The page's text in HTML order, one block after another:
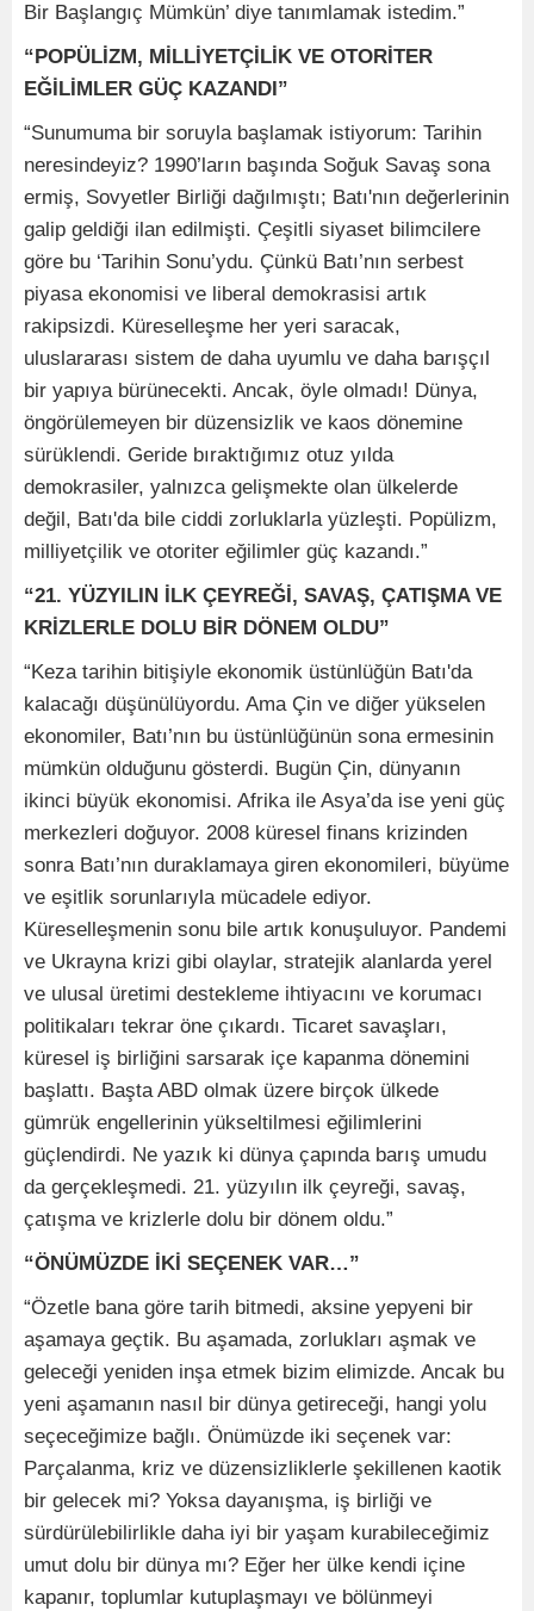
Bir Başlangıç Mümkün’ diye tanımlamak istedim.”
“POPÜLİZM, MİLLİYETÇİLİK VE OTORİTER
EĞİLİMLER GÜÇ KAZANDI”
“Sunumuma bir soruyla başlamak istiyorum: Tarihin
neresindeyiz? 1990’ların başında Soğuk Savaş sona
ermiş, Sovyetler Birliği dağılmıştı; Batı'nın değerlerinin
galip geldiği ilan edilmişti. Çeşitli siyaset bilimcilere
göre bu ‘Tarihin Sonu’ydu. Çünkü Batı’nın serbest
piyasa ekonomisi ve liberal demokrasisi artık
rakipsizdi. Küreselleşme her yeri saracak,
uluslararası sistem de daha uyumlu ve daha barışçıl
bir yapıya bürünecekti. Ancak, öyle olmadı! Dünya,
öngörülemeyen bir düzensizlik ve kaos dönemine
sürüklendi. Geride bıraktığımız otuz yılda
demokrasiler, yalnızca gelişmekte olan ülkelerde
değil, Batı'da bile ciddi zorluklarla yüzleşti. Popülizm,
milliyetçilik ve otoriter eğilimler güç kazandı.”
“21. YÜZYILIN İLK ÇEYREĞİ, SAVAŞ, ÇATIŞMA VE
KRİZLERLE DOLU BİR DÖNEM OLDU”
“Keza tarihin bitişiyle ekonomik üstünlüğün Batı'da
kalacağı düşünülüyordu. Ama Çin ve diğer yükselen
ekonomiler, Batı’nın bu üstünlüğünün sona ermesinin
mümkün olduğunu gösterdi. Bugün Çin, dünyanın
ikinci büyük ekonomisi. Afrika ile Asya’da ise yeni güç
merkezleri doğuyor. 2008 küresel finans krizinden
sonra Batı’nın duraklamaya giren ekonomileri, büyüme
ve eşitlik sorunlarıyla mücadele ediyor.
Küreselleşmenin sonu bile artık konuşuluyor. Pandemi
ve Ukrayna krizi gibi olaylar, stratejik alanlarda yerel
ve ulusal üretimi destekleme ihtiyacını ve korumacı
politikaları tekrar öne çıkardı. Ticaret savaşları,
küresel iş birliğini sarsarak içe kapanma dönemini
başlattı. Başta ABD olmak üzere birçok ülkede
gümrük engellerinin yükseltilmesi eğilimlerini
güçlendirdi. Ne yazık ki dünya çapında barış umudu
da gerçekleşmedi. 21. yüzyılın ilk çeyreği, savaş,
çatışma ve krizlerle dolu bir dönem oldu.”
“ÖNÜMÜZDE İKİ SEÇENEK VAR…”
“Özetle bana göre tarih bitmedi, aksine yepyeni bir
aşamaya geçtik. Bu aşamada, zorlukları aşmak ve
geleceği yeniden inşa etmek bizim elimizde. Ancak bu
yeni aşamanın nasıl bir dünya getireceği, hangi yolu
seçeceğimize bağlı. Önümüzde iki seçenek var:
Parçalanma, kriz ve düzensizliklerle şekillenen kaotik
bir gelecek mi? Yoksa dayanışma, iş birliği ve
sürdürülebilirlikle daha iyi bir yaşam kurabileceğimiz
umut dolu bir dünya mı? Eğer her ülke kendi içine
kapanır, toplumlar kutuplaşmayı ve bölünmeyi